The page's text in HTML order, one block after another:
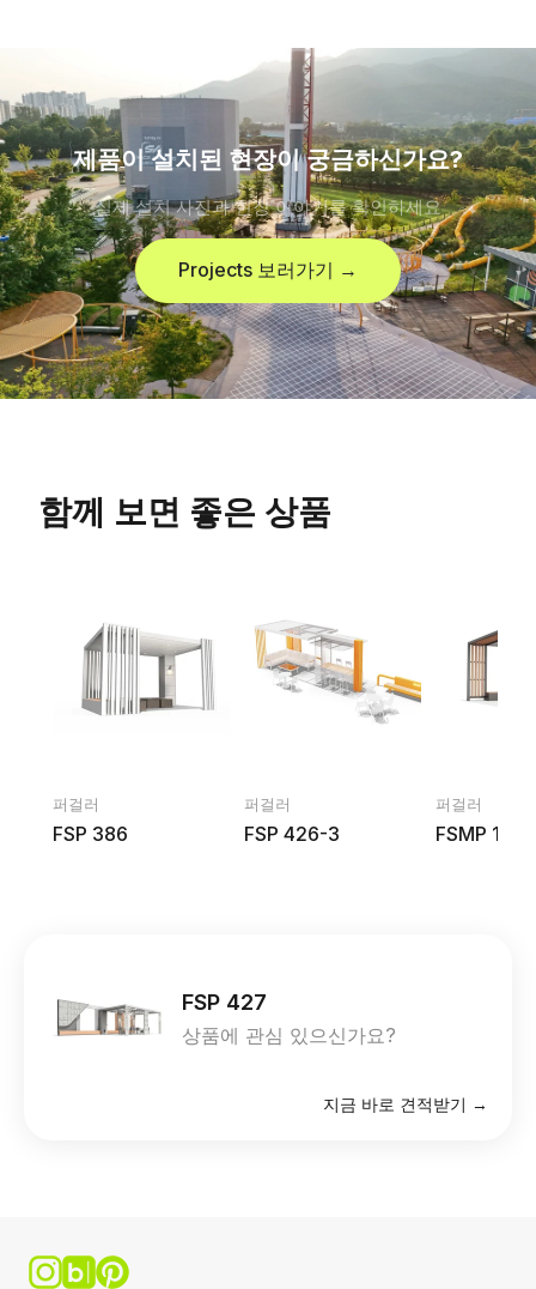
제품이 설치된 현장이 궁금하신가요?
실제 설치 사진과 현장 이야기를 확인하세요
Projects 보러가기 →
함께 보면 좋은 상품
퍼걸러
FSP 386
퍼걸러
FSP 426-3
퍼걸러
FSMP
FSP 427
상품에 관심 있으신가요?
지금 바로 견적받기 →